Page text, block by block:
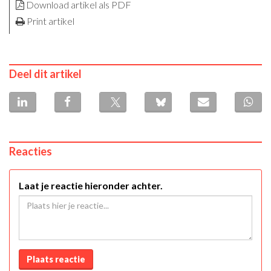
Download artikel als PDF
Print artikel
Deel dit artikel
Reacties
Laat je reactie hieronder achter.
Plaats reactie